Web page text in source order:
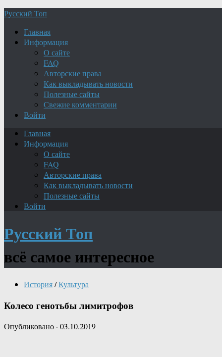
Русский Топ
Главная
Информация
О сайте
FAQ
Авторские права
Как выкладывать новости
Полезные сайты
Свежие комментарии
Войти
Главная
Информация
О сайте
FAQ
Авторские права
Как выкладывать новости
Полезные сайты
Войти
Русский Топ
всё самое интересное
История/Культура
Колесо генотьбы лимитрофов
Опубликовано · 03.10.2019